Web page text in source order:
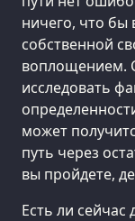
ничего, что бы
собственной
воплощением.
исследовать
может
путь через
вы пройдете,
Есть ли сейчас